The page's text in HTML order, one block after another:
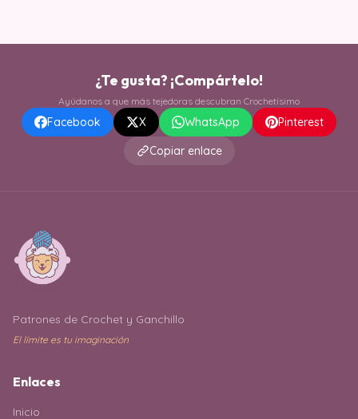
¿Te gusta? ¡Compártelo!
Ayúdanos a que más tejedoras descubran Crochetísimo
Facebook X WhatsApp
Pinterest
Copiar enlace
Patrones de Crochet y Ganchillo
El límite es tu imaginación
Enlaces
Inicio